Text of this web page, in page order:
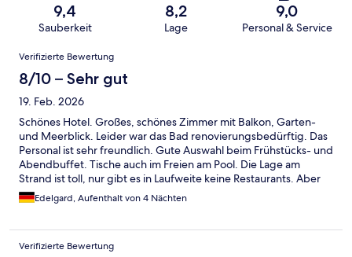
9,4
Sauberkeit
8,2
Lage
9,0
Personal & Service
Bewertungen
Verifizierte Bewertung
8/10 – Sehr gut
19. Feb. 2026
Schönes Hotel. Großes, schönes Zimmer mit Balkon, Garten-
und Meerblick. Leider war das Bad renovierungsbedürftig. Das
Personal ist sehr freundlich. Gute Auswahl beim Frühstücks- und
Abendbuffet. Tische auch im Freien am Pool. Die Lage am
Strand ist toll, nur gibt es in Laufweite keine Restaurants. Aber
mit einem Tuktuk erreicht man schnell den nächsten Ort.
Edelgard, Aufenthalt von 4 Nächten
Verifizierte Bewertung